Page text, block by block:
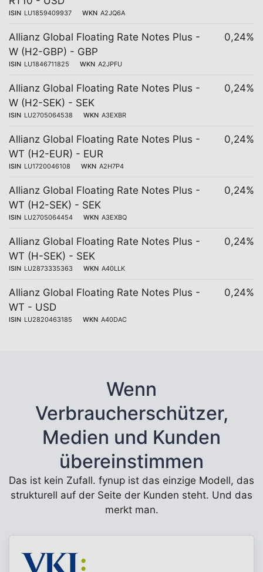
ISIN LU1859409937 WKN A2JQ6A
Allianz Global Floating Rate Notes Plus -
W (H2-GBP) - GBP
ISIN LU1846711825 WKN A2JPFU
0,24%
Allianz Global Floating Rate Notes Plus -
W (H2-SEK) - SEK
ISIN LU2705064538 WKN A3EXBR
0,24%
Allianz Global Floating Rate Notes Plus -
WT (H2-EUR) - EUR
ISIN LU1720046108 WKN A2H7P4
0,24%
Allianz Global Floating Rate Notes Plus -
WT (H2-SEK) - SEK
ISIN LU2705064454 WKN A3EXBQ
0,24%
Allianz Global Floating Rate Notes Plus -
WT (H-SEK) - SEK
ISIN LU2873335363 WKN A40LLK
0,24%
Allianz Global Floating Rate Notes Plus -
WT - USD
ISIN LU2820463185 WKN A40DAC
0,24%
Wenn
Verbraucherschützer,
Medien und Kunden
übereinstimmen
Das ist kein Zufall. fynup ist das einzige Modell, das
strukturell auf der Seite der Kunden steht. Und das
merkt man.